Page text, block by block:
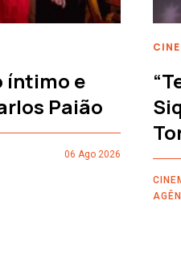
íntimo e
Paião
06 Ago 2026